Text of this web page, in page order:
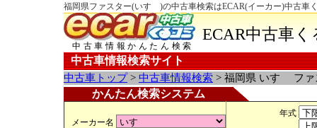
福岡県ファスター(いすゞ)の中古車検索はECAR(イーカー)中古車
中古車情報かんたん検索
ECAR中古車
中古車情報検索サイト
中古車トップ> 中古車情報検索 > 福岡県 いすゞ フ
かんたん検索システム
メーカー名
年式